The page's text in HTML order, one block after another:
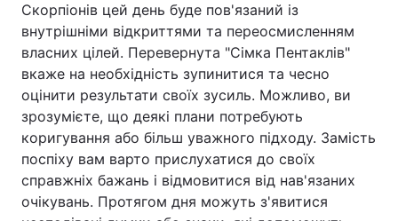
Скорпіонів цей день буде пов'язаний із
внутрішніми відкриттями та переосмисленням
власних цілей. Перевернута "Сімка Пентаклів"
вкаже на необхідність зупинитися та чесно
оцінити результати своїх зусиль. Можливо, ви
зрозумієте, що деякі плани потребують
коригування або більш уважного підходу. Замість
поспіху вам варто прислухатися до своїх
справжніх бажань і відмовитися від нав'язаних
очікувань. Протягом дня можуть з'явитися